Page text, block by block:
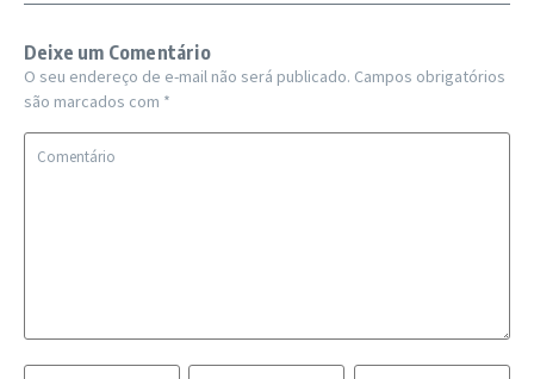
Deixe um Comentário
O seu endereço de e-mail não será publicado. Campos obrigatórios
são marcados com *